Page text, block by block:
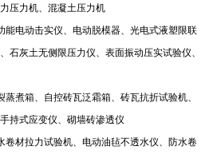
压力机、混凝土压力机
能电动击实仪、电动脱模器、光电式液塑限联
石灰土无侧限压力仪、表面振动压实试验仪、
煮箱、自控砖瓦泛霜箱、砖瓦抗折试验机、
持式应变仪、砌墙砖渗透仪
卷材拉力试验机、电动油毡不透水仪、防水卷